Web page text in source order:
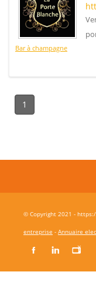
Bar à champagne
1
© Copyright 2021 -
entreprise - Annuaire